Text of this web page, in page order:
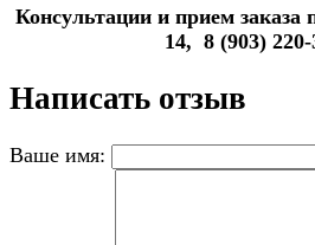
Консультации и прием заказа
14, 8 (903) 220-
Написать отзыв
Ваше имя: